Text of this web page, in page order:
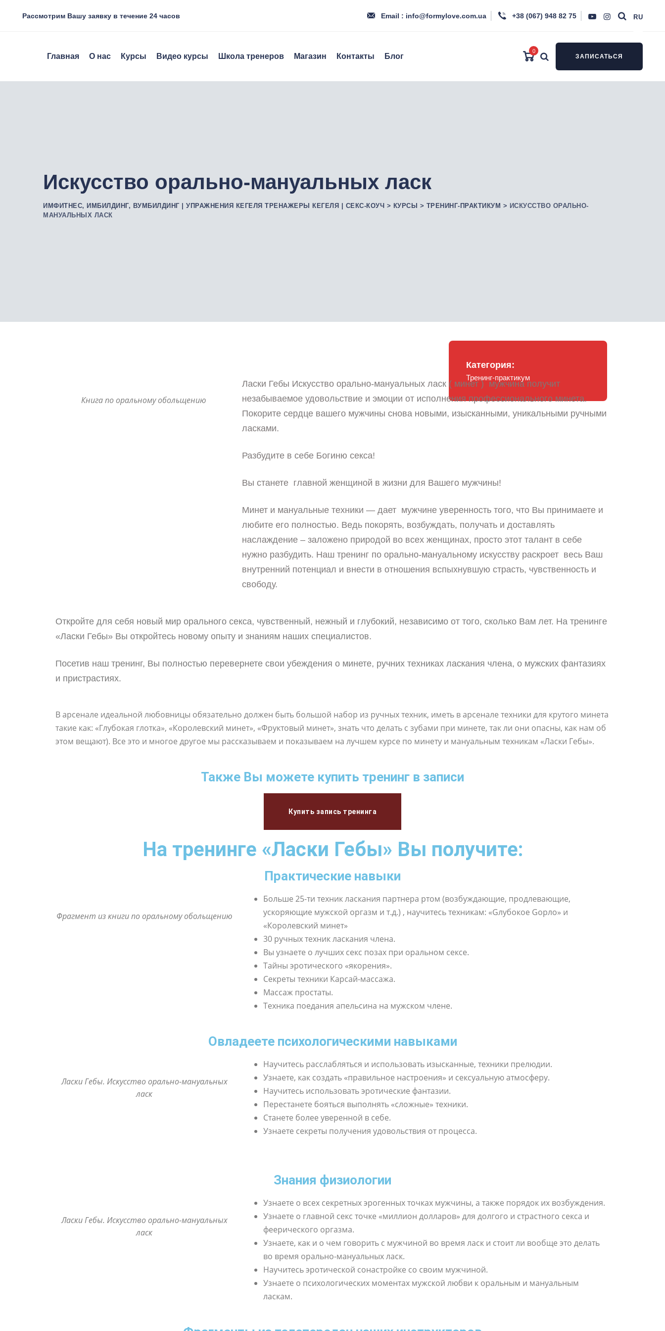
Рассмотрим Вашу заявку в течение 24 часов Email : info@formylove.com.ua +38 (067) 948 82 75 RU
Главная О нас Курсы Видео курсы Школа тренеров Магазин Контакты Блог
0
ЗАПИСАТЬСЯ
Искусство орально-мануальных ласк
ИМФИТНЕС, ИМБИЛДИНГ, ВУМБИЛДИНГ | УПРАЖНЕНИЯ КЕГЕЛЯ ТРЕНАЖЕРЫ КЕГЕЛЯ | СЕКС-КОУЧ > КУРСЫ > ТРЕНИНГ-ПРАКТИКУМ > ИСКУССТВО ОРАЛЬНО-
МАНУАЛЬНЫХ ЛАСК
Категория:
Тренинг-практикум
Книга по оральному обольщению
Ласки Гебы Искусство орально-мануальных ласк ( минет ) мужчина получит
незабываемое удовольствие и эмоции от исполнения профессионального минета.
Покорите сердце вашего мужчины снова новыми, изысканными, уникальными ручными
ласками.
Разбудите в себе Богиню секса!
Вы станете главной женщиной в жизни для Вашего мужчины!
Минет и мануальные техники — дает мужчине уверенность того, что Вы принимаете и
любите его полностью. Ведь покорять, возбуждать, получать и доставлять
наслаждение – заложено природой во всех женщинах, просто этот талант в себе
нужно разбудить. Наш тренинг по орально-мануальному искусству раскроет весь Ваш
внутренний потенциал и внести в отношения вспыхнувшую страсть, чувственность и
свободу.
Откройте для себя новый мир орального секса, чувственный, нежный и глубокий, независимо от того, сколько Вам лет. На тренинге
«Ласки Гебы» Вы откройтесь новому опыту и знаниям наших специалистов.
Посетив наш тренинг, Вы полностью перевернете свои убеждения о минете, ручних техниках ласкания члена, о мужских фантазиях
и пристрастиях.
В арсенале идеальной любовницы обязательно должен быть большой набор из ручных техник, иметь в арсенале техники для крутого минета
такие как: «Глубокая глотка», «Королевский минет», «Фруктовый минет», знать что делать с зубами при минете, так ли они опасны, как нам об
этом вещают). Все это и многое другое мы рассказываем и показываем на лучшем курсе по минету и мануальным техникам «Ласки Гебы».
Также Вы можете купить тренинг в записи
Купить запись тренинга
На тренинге «Ласки Гебы» Вы получите:
Практические навыки
Фрагмент из книги по оральному обольщению
Больше 25-ти техник ласкания партнера ртом (возбуждающие, продлевающие,
ускоряющие мужской оргазм и т.д.) , научитесь техникам: «Gлубокое Gорло» и
«Королевский минет»
30 ручных техник ласкания члена.
Вы узнаете о лучших секс позах при оральном сексе.
Тайны эротического «якорения».
Секреты техники Карсай-массажа.
Массаж простаты.
Техника поедания апельсина на мужском члене.
Овладеете психологическими навыками
Ласки Гебы. Искусство орально-мануальных
ласк
Научитесь расслабляться и использовать изысканные, техники прелюдии.
Узнаете, как создать «правильное настроения» и сексуальную атмосферу.
Научитесь использовать эротические фантазии.
Перестанете бояться выполнять «сложные» техники.
Станете более уверенной в себе.
Узнаете секреты получения удовольствия от процесса.
Знания физиологии
Ласки Гебы. Искусство орально-мануальных
ласк
Узнаете о всех секретных эрогенных точках мужчины, а также порядок их возбуждения.
Узнаете о главной секс точке «миллион долларов» для долгого и страстного секса и
феерического оргазма.
Узнаете, как и о чем говорить с мужчиной во время ласк и стоит ли вообще это делать
во время орально-мануальных ласк.
Научитесь эротической сонастройке со своим мужчиной.
Узнаете о психологических моментах мужской любви к оральным и мануальным
ласкам.